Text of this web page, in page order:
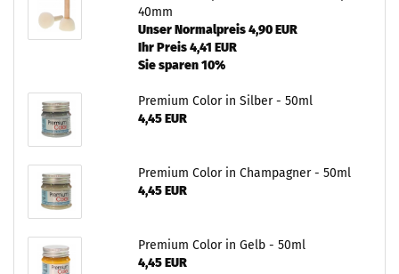
40mm
Unser Normalpreis 4,90 EUR
Ihr Preis 4,41 EUR
Sie sparen 10%
Premium Color in Silber - 50ml
4,45 EUR
Premium Color in Champagner - 50ml
4,45 EUR
Premium Color in Gelb - 50ml
4,45 EUR